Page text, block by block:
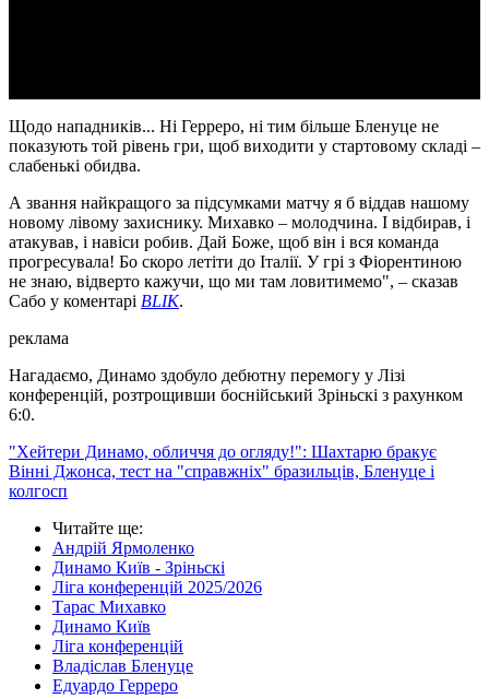
Щодо нападників... Ні Герреро, ні тим більше Бленуце не
показують той рівень гри, щоб виходити у стартовому складі –
слабенькі обидва.
А звання найкращого за підсумками матчу я б віддав нашому
новому лівому захиснику. Михавко – молодчина. І відбирав, і
атакував, і навіси робив. Дай Боже, щоб він і вся команда
прогресувала! Бо скоро летіти до Італії. У грі з Фіорентиною
не знаю, відверто кажучи, що ми там ловитимемо", – сказав
Сабо у коментарі BLIK.
реклама
Нагадаємо, Динамо здобуло дебютну перемогу у Лізі
конференцій, розтрощивши боснійський Зріньскі з рахунком
6:0.
"Хейтери Динамо, обличчя до огляду!": Шахтарю бракує
Вінні Джонса, тест на "справжніх" бразильців, Бленуце і
колгосп
Читайте ще:
Андрій Ярмоленко
Динамо Київ - Зріньскі
Ліга конференцій 2025/2026
Тарас Михавко
Динамо Київ
Ліга конференцій
Владіслав Бленуце
Едуардо Герреро